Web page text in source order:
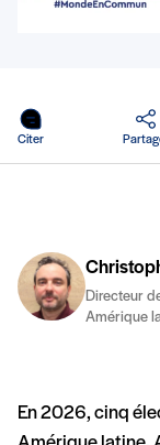
Citer
Directeur
Amérique
En 2026, cinq